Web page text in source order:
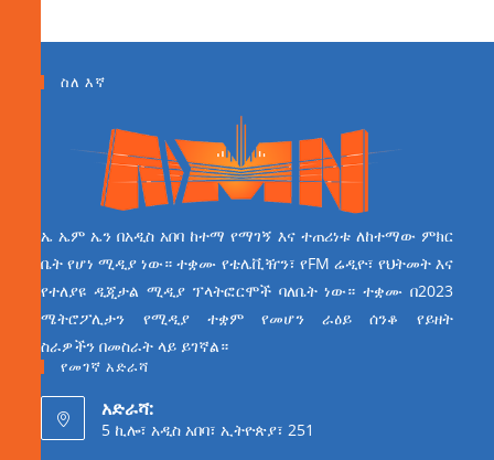
ስለ እኛ
ኤ ኤም ኤን በአዲስ አበባ ከተማ የማገኝ እና ተጠሪነቱ ለከተማው ምክር
ቤት የሆነ ሚዲያ ነው። ተቋሙ የቴሌቪዥን፣ የFM ሬዲዮ፣ የህትመት እና
የተለያዩ ዲጂታል ሚዲያ ፕላትፎርሞች ባለቤት ነው። ተቋሙ በ2023
ሜትሮፖሊታን የሚዲያ ተቋም የመሆን ራዕይ ሰንቆ የይዘት
ስራዎችን በመስራት ላይ ይገኛል።
የመገኛ አድራሻ
አድራሻ:
5 ኪሎ፣ አዲስ አበባ፣ ኢትዮጵያ፣ 251